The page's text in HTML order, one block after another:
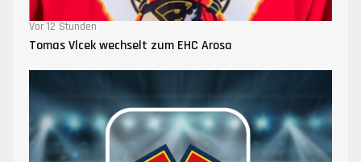
Vor 12 Stunden
Tomas Vlcek wechselt zum EHC Arosa